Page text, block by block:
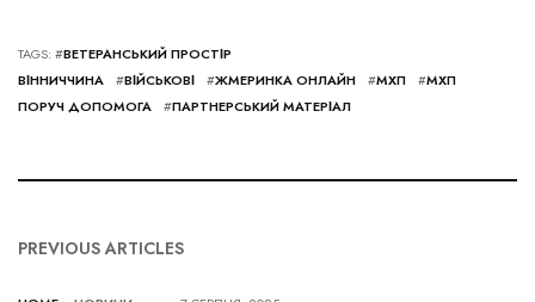
TAGS: #ВЕТЕРАНСЬКИЙ ПРОСТІР
ВІННИЧЧИНА
#ВІЙСЬКОВІ #ЖМЕРИНКА ОНЛАЙН #МХП #МХП
ПОРУЧ ДОПОМОГА
#ПАРТНЕРСЬКИЙ МАТЕРІАЛ
PREVIOUS ARTICLES